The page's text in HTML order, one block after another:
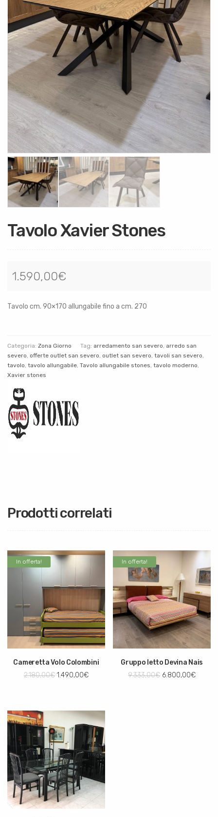
Tavolo Xavier Stones
1.590,00€
Tavolo cm. 90×170 allungabile fino a cm. 270
Categoria: Zona Giorno Tag: arredamento san severo, arredo san
severo, offerte outlet san severo, outlet san severo, tavoli san severo,
tavolo, tavolo allungabile, Tavolo allungabile stones, tavolo moderno,
Xavier stones
Prodotti correlati
In offerta!
Cameretta Volo Colombini
2.180,00€ 1.490,00€
In offerta!
Gruppo letto Devina Nais
9.333,00€ 6.800,00€